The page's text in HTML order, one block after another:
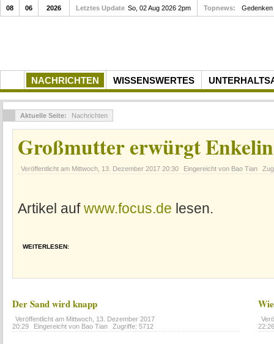
NACHRICHTEN WISSENSWERTES
08 06 2026 Letztes Update So, 02 Aug 2026 2pm Topnews: Gedenken
Aktuelle Seite: Nachrichten
Großmutter erwürgt
Veröffentlicht am Mittwoch, 13. Dezember 2017 20:30 Eingereicht von Bao Tian
Artikel aufwww.focus.de lesen.
WEITERLESEN:
Der Sand wird knapp
Veröffentlicht am Mittwoch, 13. Dezember 2017
20:29
Eingereicht von Bao Tian Zugriffe: 5712